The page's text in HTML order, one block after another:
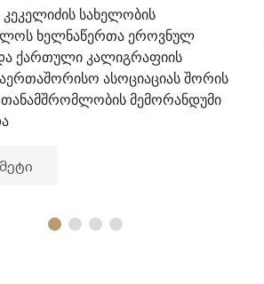
სახელობის
ხელნაწერთა ეროვნულ
ქართული კალიგრაფიის
ასოციაციას შორის
მემორანდუმი